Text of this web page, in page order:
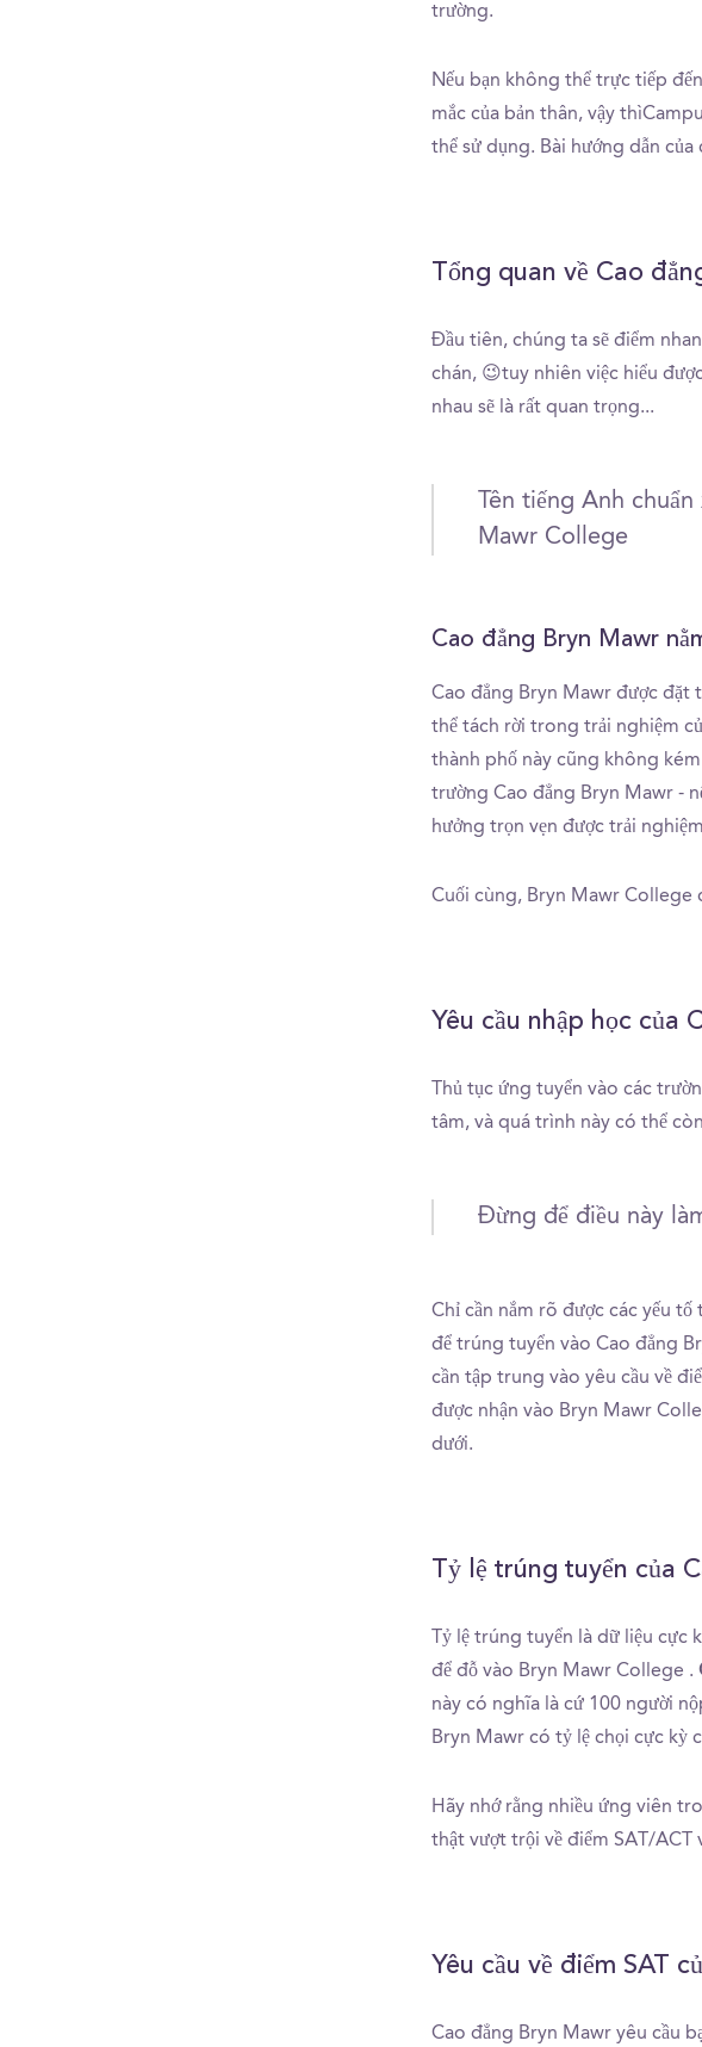
trường.
Nếu bạn không thể trực tiếp
mắc của bản thân, vậy
thể sử dụng. Bài hướng dẫn
Tổng quan về Cao
Đầu tiên, chúng ta sẽ điểm
chán, 😉tuy nhiên việc hiểu
nhau sẽ là rất quan trọng...
Tên tiếng Anh
Mawr College
Cao đẳng Bryn Mawr
Cao đẳng Bryn Mawr được đặt
thể tách rời trong trải nghiệm
thành phố này cũng không
trường Cao đẳng Bryn Mawr -
hưởng trọn vẹn được trải
Cuối cùng, Bryn Mawr College
Yêu cầu nhập học của
Thủ tục ứng tuyển vào các
tâm, và quá trình này có thể
Đừng để điều này
Chỉ cần nắm rõ được các yếu
để trúng tuyển vào Cao đẳng
cần tập trung vào yêu cầu về
được nhận vào Bryn Mawr
dưới.
Tỷ lệ trúng tuyển của
Tỷ lệ trúng tuyển là dữ liệu
để đỗ vào Bryn Mawr College .
này có nghĩa là cứ 100 người
Bryn Mawr có tỷ lệ chọi cực kỳ
Hãy nhớ rằng nhiều ứng viên
thật vượt trội về điểm SAT/ACT
Yêu cầu về điểm SAT
Cao đẳng Bryn Mawr yêu cầu